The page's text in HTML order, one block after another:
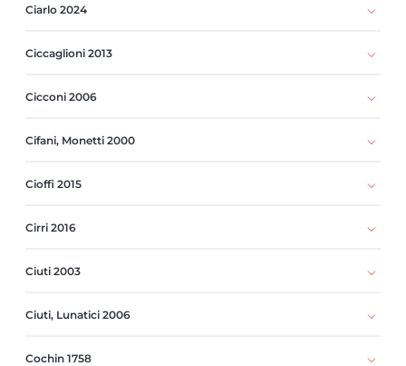
Ciarlo 2024
Ciccaglioni 2013
Cicconi 2006
Cifani, Monetti 2000
Cioffi 2015
Cirri 2016
Ciuti 2003
Ciuti, Lunatici 2006
Cochin 1758